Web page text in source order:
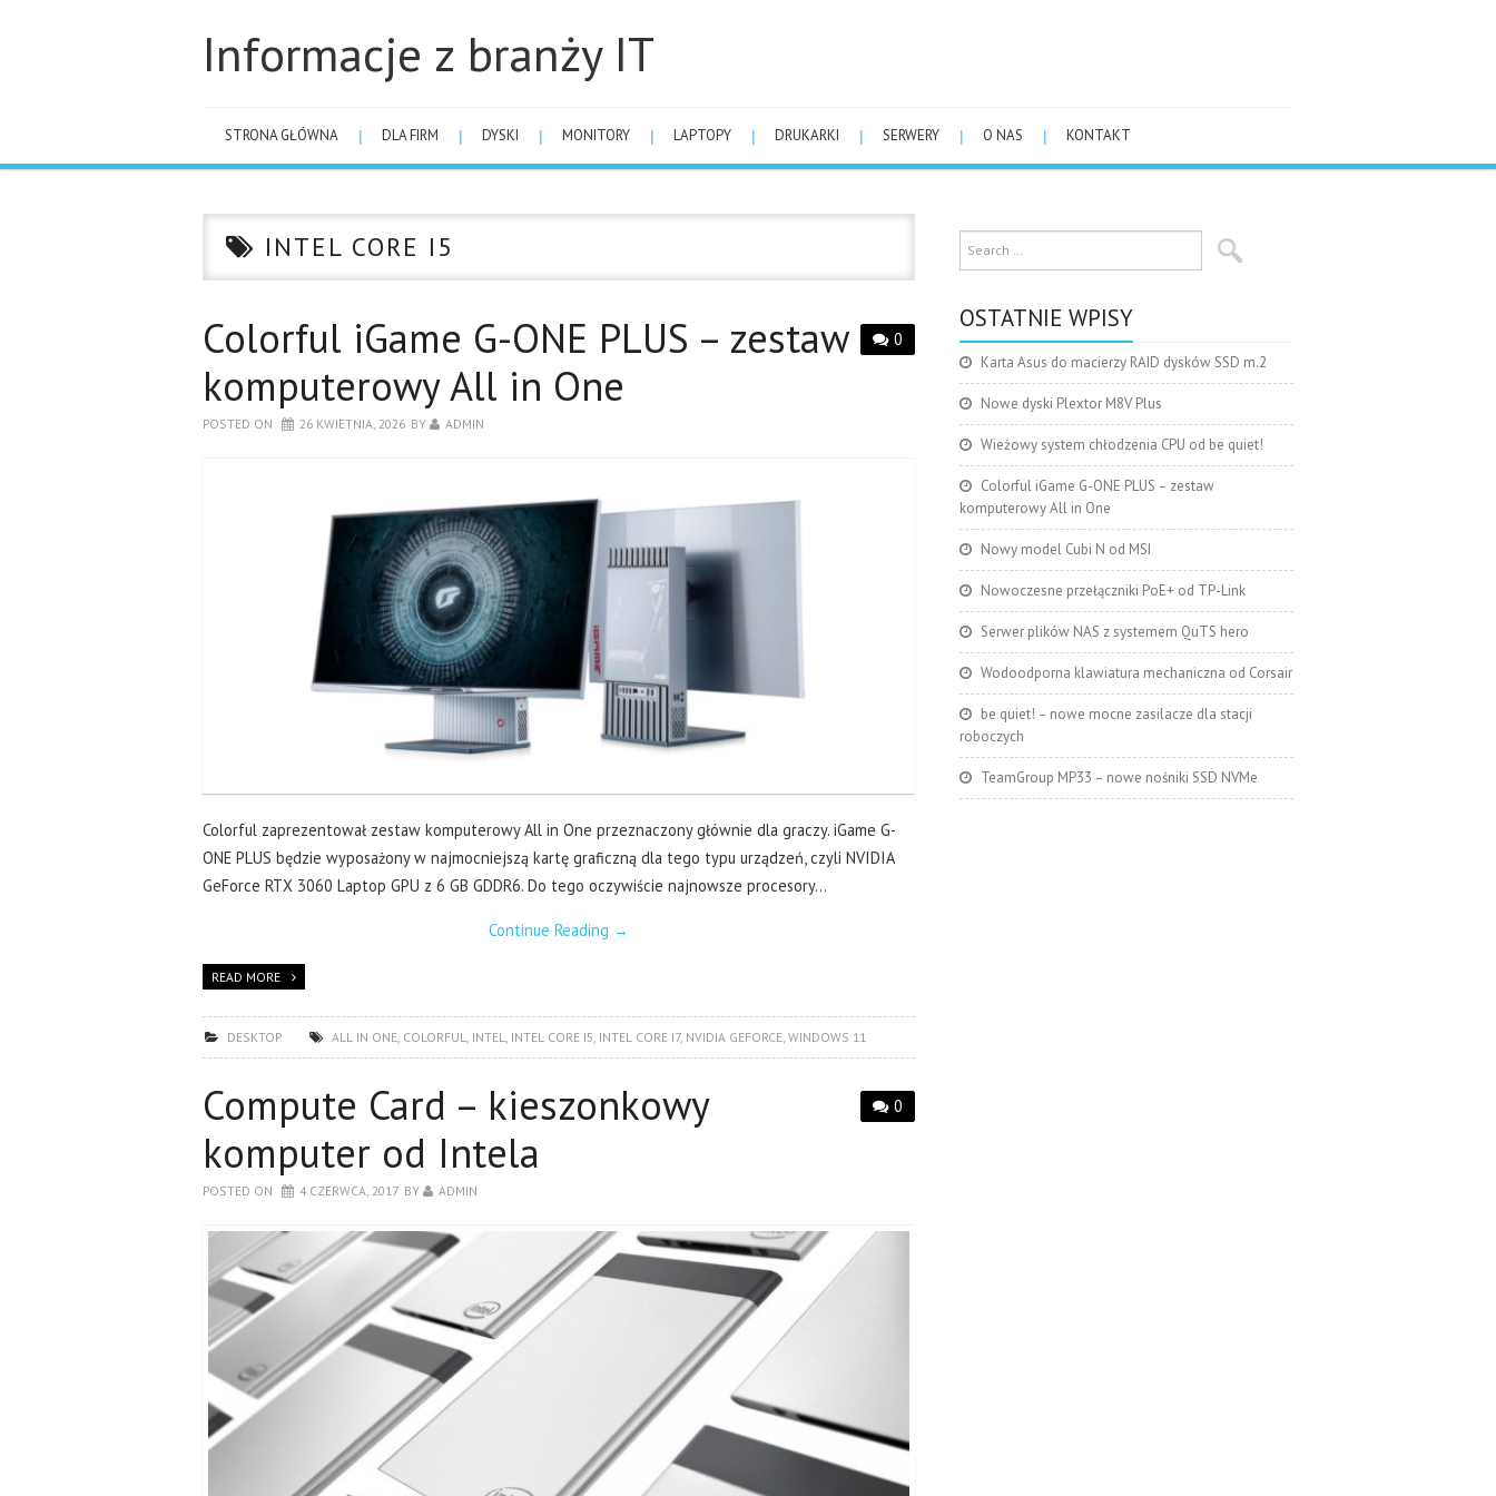
Informacje z branży IT
STRONA GŁÓWNA DLA FIRM DYSKI MONITORY LAPTOPY DRUKARKI SERWERY O NAS KONTAKT
INTEL CORE I5
0
Colorful iGame G-ONE PLUS – zestaw
komputerowy All in One
POSTED ON 26 KWIETNIA, 2026 BY ADMIN
Colorful zaprezentował zestaw komputerowy All in One przeznaczony głównie dla graczy. iGame G-
ONE PLUS będzie wyposażony w najmocniejszą kartę graficzną dla tego typu urządzeń, czyli NVIDIA
GeForce RTX 3060 Laptop GPU z 6 GB GDDR6. Do tego oczywiście najnowsze procesory…
Continue Reading →
READ MORE
DESKTOP ALL IN ONE, COLORFUL INTEL INTEL CORE I5 INTEL CORE I7, NVIDIA GEFORCE, WINDOWS 11
0
Compute Card – kieszonkowy
komputer od Intela
POSTED ON 4 CZERWCA, 2017 BY ADMIN
OSTATNIE WPISY
Karta Asus do macierzy RAID dysków SSD m.2
Nowe dyski Plextor M8V Plus
Wieżowy system chłodzenia CPU od be quiet!
Colorful iGame G-ONE PLUS – zestaw
komputerowy All in One
Nowy model Cubi N od MSI
Nowoczesne przełączniki PoE+ od TP-Link
Serwer plików NAS z systemem QuTS hero
Wodoodporna klawiatura mechaniczna od Corsair
be quiet! – nowe mocne zasilacze dla stacji
roboczych
TeamGroup MP33 – nowe nośniki SSD NVMe